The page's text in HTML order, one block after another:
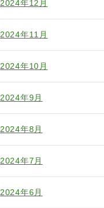
2024年12月
2024年11月
2024年10月
2024年9月
2024年8月
2024年7月
2024年6月